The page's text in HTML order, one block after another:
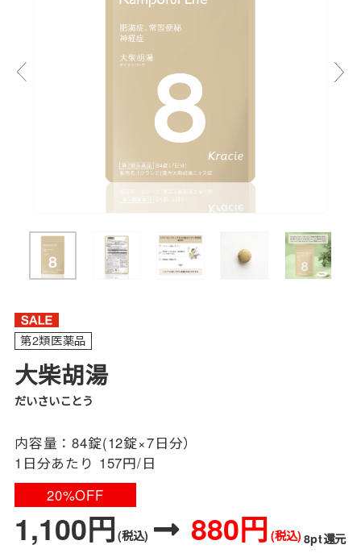
第2類医薬品
大柴胡湯
だいさいことう
内容量：84錠(12錠×7日分）
1日分あたり 157円/日
20%OFF
1,100円(税込) 880円 (税込) 8pt還元